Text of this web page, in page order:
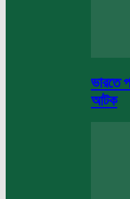
ভারতে
আটক